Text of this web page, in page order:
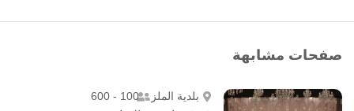
صفحات مشابهة
بلدية الملز 100 - 600